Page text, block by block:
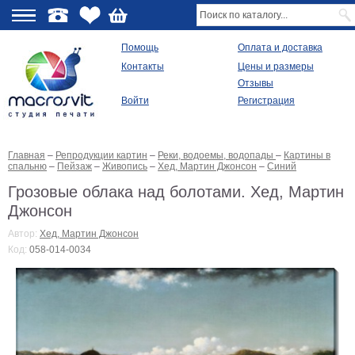
Помощь
Оплата и доставка
Контакты
Цены и размеры
Отзывы
Войти
Регистрация
качестве
Виды
Модульные
картины
Репродукции
Плакаты
Ваше
фото
на
холсте
Картины
Главная – Репродукции картин – Реки, водоемы, водопады – Картины в
спальню – Пейзаж – Живопись – Хед, Мартин Джонсон – Синий
Грозовые облака над болотами. Хед, Мартин
Джонсон
Автор: Хед, Мартин Джонсон
Код: 058-014-0034